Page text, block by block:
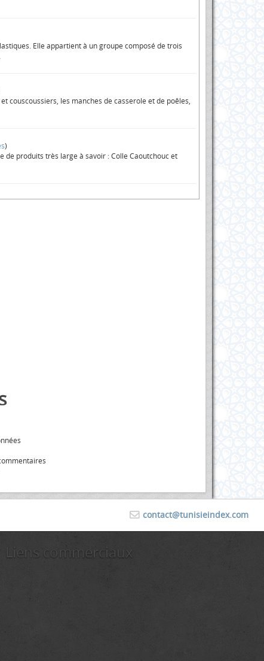
Elle appartient à un groupe composé de trois
couscoussiers, les manches de casserole et de poêles,
)
de produits très large à savoir : Colle Caoutchouc et
contact@tunisieindex.com
Liens commerciaux